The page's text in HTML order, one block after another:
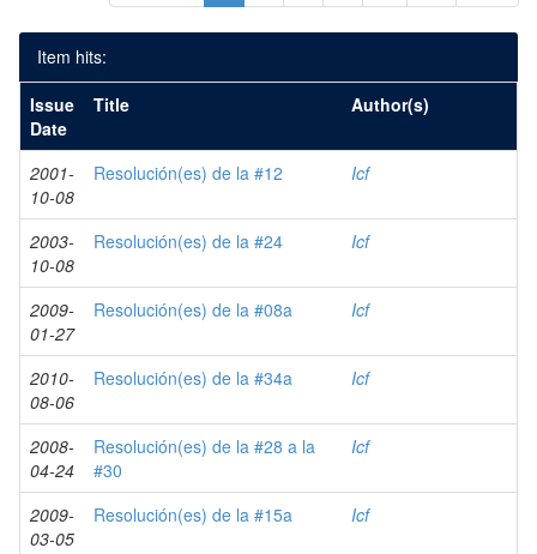
Item hits:
Issue
Date
Title Author(s)
2001-
10-08
Resolución(es) de la #12 Icf
2003-
10-08
Resolución(es) de la #24 Icf
2009-
01-27
Resolución(es) de la #08a Icf
2010-
08-06
Resolución(es) de la #34a Icf
2008-
04-24
Resolución(es) de la #28 a la
#30
Icf
2009-
03-05
Resolución(es) de la #15a Icf